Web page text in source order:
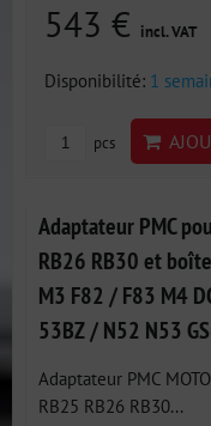
543 € incl. VAT
Disponibilité: 1
pcs
Adaptateur PMC
RB26 RB30 et
M3 F82 / F83 M4
53BZ / N52 N53
Adaptateur PMC
RB25 RB26 RB30...